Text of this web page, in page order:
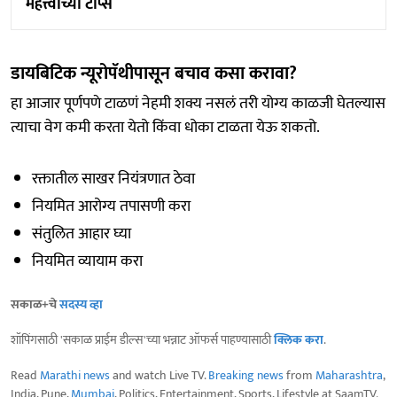
डायबिटिक न्यूरोपॅथीपासून बचाव कसा करावा?
हा आजार पूर्णपणे टाळणं नेहमी शक्य नसलं तरी योग्य काळजी घेतल्यास
त्याचा वेग कमी करता येतो किंवा धोका टाळता येऊ शकतो.
रक्तातील साखर नियंत्रणात ठेवा
नियमित आरोग्य तपासणी करा
संतुलित आहार घ्या
नियमित व्यायाम करा
सकाळ+चेसदस्य व्हा
शॉपिंगसाठी 'सकाळ प्राईम डील्स'च्या भन्नाट ऑफर्स पाहण्यासाठीक्लिक करा.
Read Marathi newsand watch Live TV.Breaking newsfrom Maharashtra,